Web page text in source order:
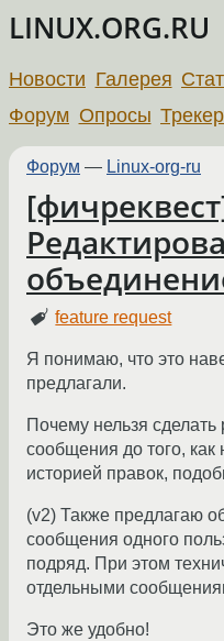
LINUX.ORG.RU
Новости Галерея
Форум Опросы Трекер
Форум — Linux-org-ru
feature request
Я понимаю, что это
предлагали.
Почему нельзя сделать
сообщения до того, как
историей правок,
(v2) Также предлагаю
сообщения одного
подряд. При этом
отдельными
Это же удобно!